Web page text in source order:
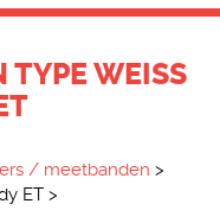
TYPE WEISS
/ meetbanden >
ET >